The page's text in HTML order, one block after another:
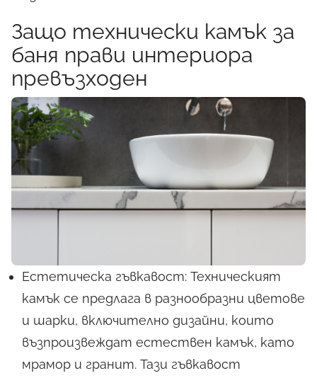
Защо технически камък за
баня прави интериора
превъзходен
Естетическа гъвкавост: Техническият
камък се предлага в разнообразни цветове
и шарки, включително дизайни, които
възпроизвеждат естествен камък, като
мрамор и гранит. Тази гъвкавост